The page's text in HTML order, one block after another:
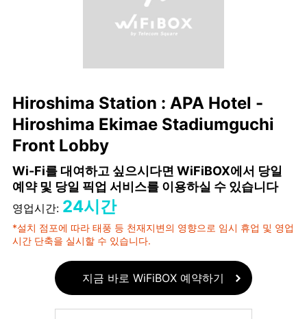
Hiroshima Station : APA Hotel -
Hiroshima Ekimae Stadiumguchi
Front Lobby
Wi-Fi를 대여하고 싶으시다면 WiFiBOX에서 당일
예약 및 당일 픽업 서비스를 이용하실 수 있습니다
영업시간: 24시간
*설치 점포에 따라 태풍 등 천재지변의 영향으로 임시 휴업 및 영업
시간 단축을 실시할 수 있습니다.
지금 바로 WiFiBOX 예약하기